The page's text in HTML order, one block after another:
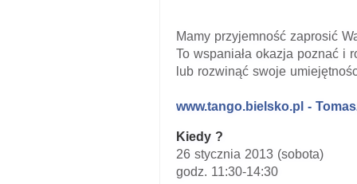
Mamy przyjemność zaprosić
To wspaniała okazja poznać i
lub rozwinąć swoje
www.tango.bielsko.pl -
Kiedy ?
26 stycznia 2013 (sobota)
godz. 11:30-14:30